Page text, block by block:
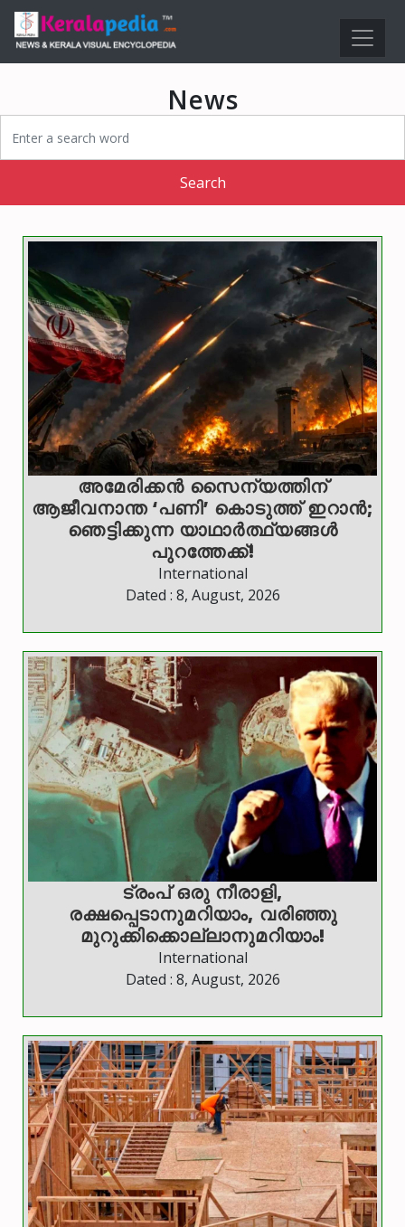
News
Search
അമേരിക്കൻ സൈന്യത്തിന്
ആജീവനാന്ത ‘പണി’ കൊടുത്ത് ഇറാൻ;
ഞെട്ടിക്കുന്ന യാഥാർത്ഥ്യങ്ങൾ
പുറത്തേക്ക്!
International
Dated : 8, August, 2026
ട്രംപ് ഒരു നീരാളി,
രക്ഷപ്പെടാനുമറിയാം, വരിഞ്ഞു
മുറുക്കിക്കൊല്ലാനുമറിയാം!
International
Dated : 8, August, 2026